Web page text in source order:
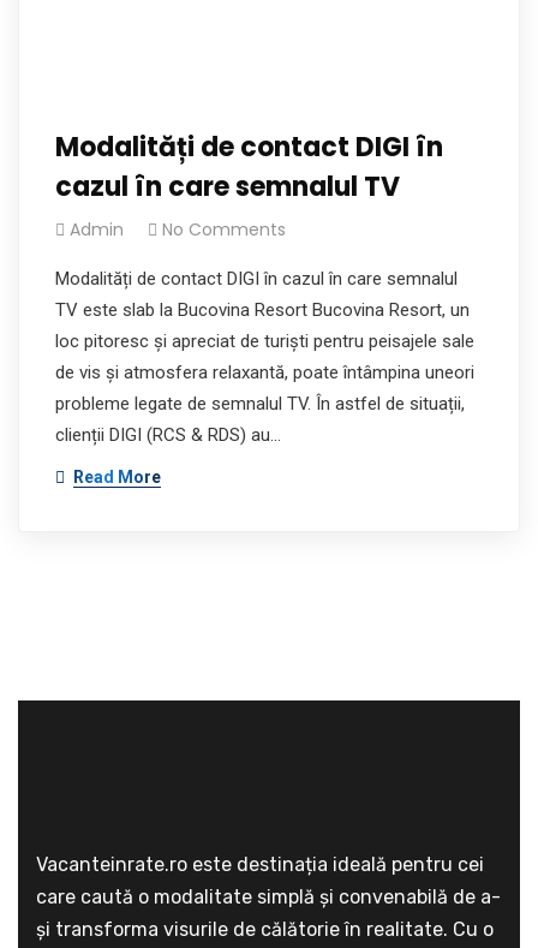
Modalități de contact DIGI în
cazul în care semnalul TV
Admin No Comments
Modalități de contact DIGI în cazul în care semnalul
TV este slab la Bucovina Resort Bucovina Resort, un
loc pitoresc și apreciat de turiști pentru peisajele sale
de vis și atmosfera relaxantă, poate întâmpina uneori
probleme legate de semnalul TV. În astfel de situații,
clienții DIGI (RCS & RDS) au…
Read More
Vacanteinrate.ro este destinația ideală pentru cei
care caută o modalitate simplă și convenabilă de a-
și transforma visurile de călătorie în realitate. Cu o